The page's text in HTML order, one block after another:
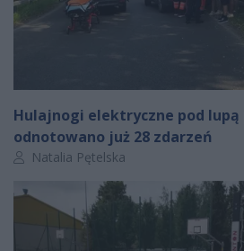
Hulajnogi elektryczne pod lupą
odnotowano już 28 zdarzeń
Autor artykułu:
Natalia Pętelska